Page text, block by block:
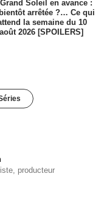
Soleil en avance :
arrêtée ?… Ce qui
la semaine du 10
2026 [SPOILERS]
producteur